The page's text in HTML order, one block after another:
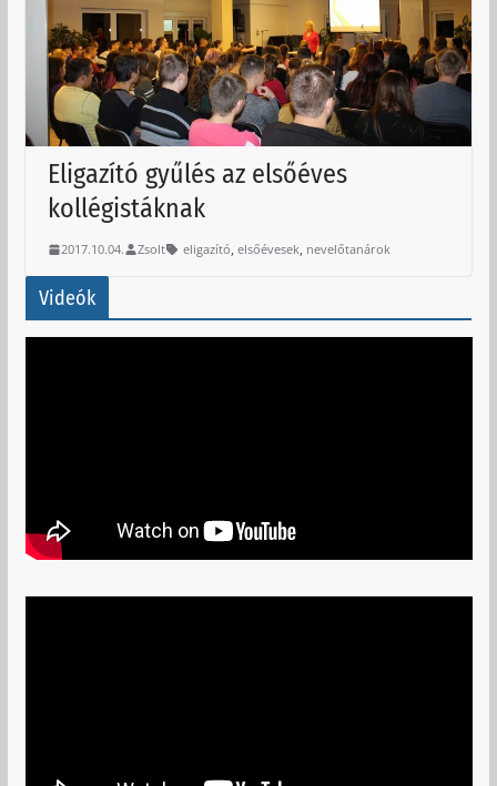
Eligazító gyűlés az elsőéves
kollégistáknak
2017.10.04. Zsolt eligazító, elsőévesek, nevelőtanárok
Videók